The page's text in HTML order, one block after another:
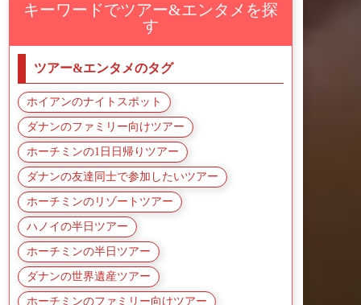
キーワードでツアー&エンタメを探
す
ツアー&エンタメのタグ
ホイアンのナイトスポット
ダナンのファミリー向けツアー
ホーチミンの1日日帰りツアー
ダナンの友達同士で参加したいツアー
ホーチミンのリゾートツアー
ハノイの半日ツアー
ホーチミンの半日ツアー
ダナンの世界遺産ツアー
ホーチミンのファミリー向けツアー